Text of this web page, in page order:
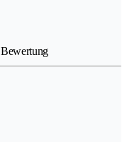
Bewertung